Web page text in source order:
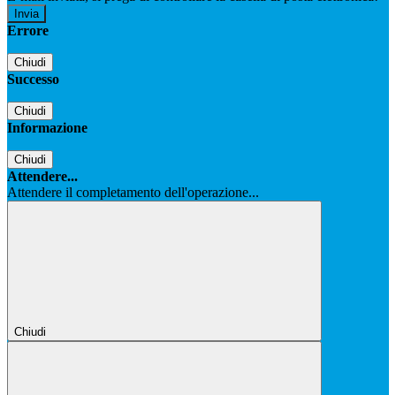
Errore
Chiudi
Successo
Chiudi
Informazione
Chiudi
Attendere...
Attendere il completamento dell'operazione...
Chiudi